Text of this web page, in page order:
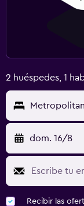
2 huéspedes, 1
dom. 16/8
Recibir las